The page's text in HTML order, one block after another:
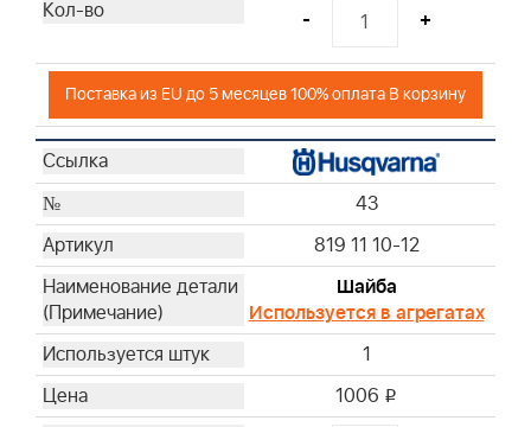
- +
Поставка из EU до 5 месяцев 100% оплата В корзину
43
819 11 10-12
Шайба
Используется в агрегатах
1
1006 i